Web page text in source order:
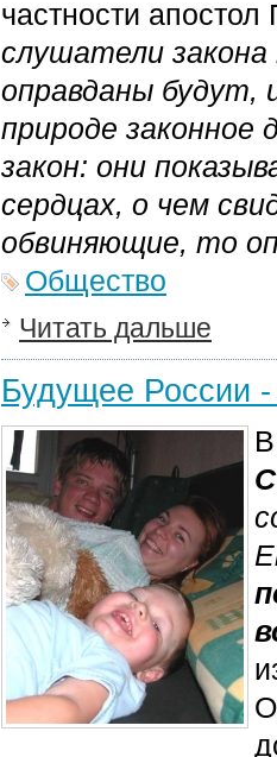
частности
слушатели закона
оправданы будут,
природе законное
закон: они
сердцах, о чем
обвиняющие, то
Общество
Читать дальше
Будущее России